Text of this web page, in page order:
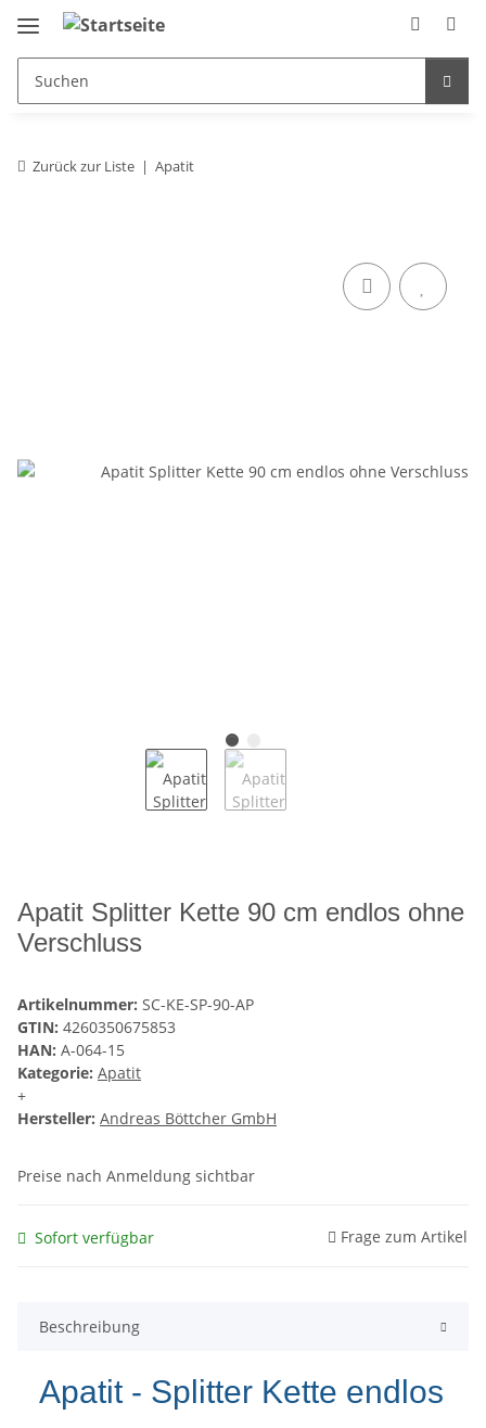
Zurück zur Liste Apatit
Apatit Splitter Kette 90 cm endlos ohne
Verschluss
Artikelnummer: SC-KE-SP-90-AP
GTIN: 4260350675853
HAN: A-064-15
Kategorie: Apatit
+
Hersteller: Andreas Böttcher GmbH
Preise nach Anmeldung sichtbar
Sofort verfügbar Frage zum Artikel
Beschreibung
Apatit - Splitter Kette endlos